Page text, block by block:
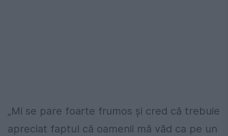
„Mi se pare foarte frumos și cred că trebuie
apreciat faptul că oamenii mă văd ca pe un